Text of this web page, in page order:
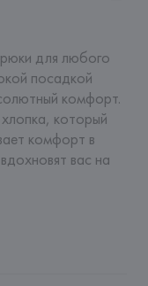
для любого
посадкой
комфорт.
который
комфорт в
вас на